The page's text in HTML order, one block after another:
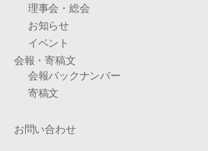
理事会・総会
お知らせ
イベント
会報・寄稿文
会報バックナンバー
寄稿文
お問い合わせ